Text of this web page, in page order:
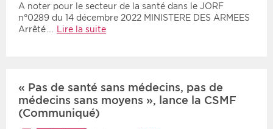
A noter pour le secteur de la santé dans le JORF
n°0289 du 14 décembre 2022 MINISTERE DES ARMEES
Arrêté…
Lire la suite
« Pas de santé sans médecins, pas de
médecins sans moyens », lance la CSMF
(Communiqué)